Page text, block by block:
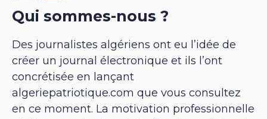
Qui sommes-nous ?
Des journalistes algériens ont eu l’idée de
créer un journal électronique et ils l’ont
concrétisée en lançant
algeriepatriotique.com que vous consultez
en ce moment. La motivation professionnelle